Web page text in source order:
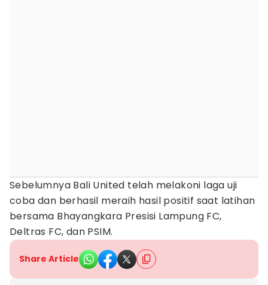
Sebelumnya Bali United telah melakoni laga uji
coba dan berhasil meraih hasil positif saat latihan
bersama Bhayangkara Presisi Lampung FC,
Deltras FC, dan PSIM.
Share Article